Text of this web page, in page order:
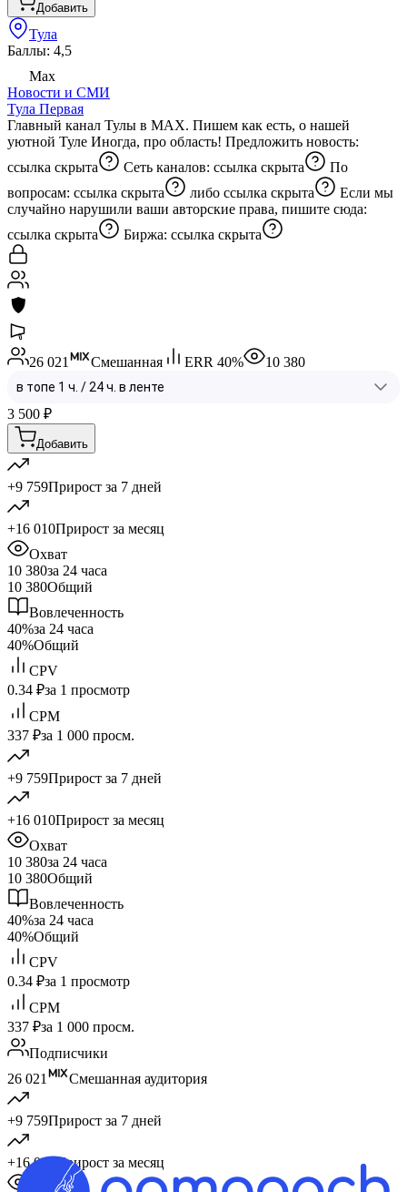
Добавить
Тула
Баллы: 4,5
Max
Новости и СМИ
Тула Первая
Главный канал Тулы в MAX. Пишем как есть, о нашей
уютной Туле Иногда, про область! Предложить новость:
ссылка скрыта
Сеть каналов: ссылка скрыта
По
вопросам: ссылка скрыта либо ссылка скрыта
Если мы
случайно нарушили ваши авторские права, пишите сюда:
ссылка скрыта
Биржа: ссылка скрыта
26 021 Смешанная ERR 40% 10 380
3 500 ₽
Добавить
+9 759Прирост за 7 дней
+16 010Прирост за месяц
Охват
10 380за 24 часа
10 380Общий
Вовлеченность
40%за 24 часа
40%Общий
CPV
0.34 ₽за 1 просмотр
CPM
337 ₽за 1 000 просм.
+9 759Прирост за 7 дней
+16 010Прирост за месяц
Охват
10 380за 24 часа
10 380Общий
Вовлеченность
40%за 24 часа
40%Общий
CPV
0.34 ₽за 1 просмотр
CPM
337 ₽за 1 000 просм.
Подписчики
26 021
Смешанная аудитория
+9 759Прирост за 7 дней
+16 010
Прирост за месяц
Охват